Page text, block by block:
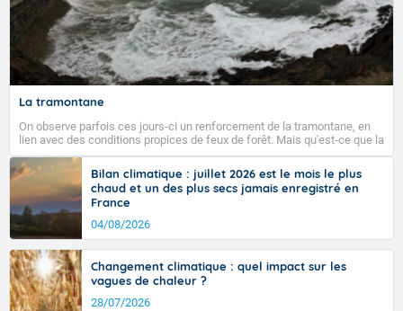
La tramontane
On observe parfois ces jours-ci un renforcement de la tramontane, en
lien avec des conditions propices de feux de forêt. Mais qu'est-ce que la
tramontane ? Quelles sont ses caractéristiques ? La tramontane est un
vent turbulent soufflant de secteur nord-ouest à nord, ou ouest à nord-
ouest, dans un secteur qui part du Roussillon à la vallée de l’Aude et à
l’ouest de l’Hérault. L’étymologie de ce vent vient du latin trasmontanus,
signifiant au-delà des monts, en allusion aux régions montagneuses
d’où provient ce vent.
Bilan climatique : juillet 2026 est le mois le plus
chaud et un des plus secs jamais enregistré en
France
04/08/2026
Changement climatique : quel impact sur les
vagues de chaleur ?
28/07/2026